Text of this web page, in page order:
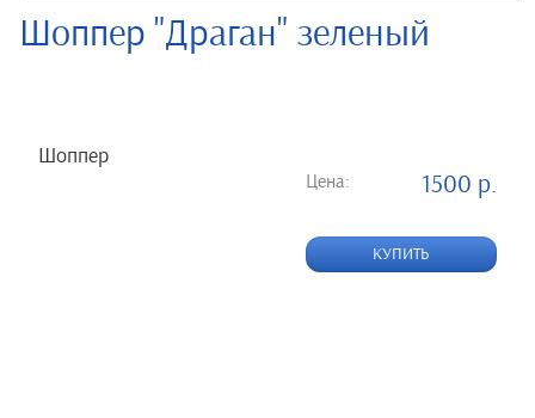
Шоппер "Драган" зеленый
Шоппер
Цена: 1500 р.
КУПИТЬ